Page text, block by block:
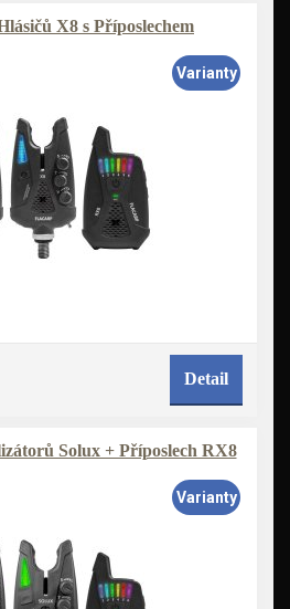
X8 s Příposlechem
Varianty
Detail
Solux + Příposlech RX8
Varianty